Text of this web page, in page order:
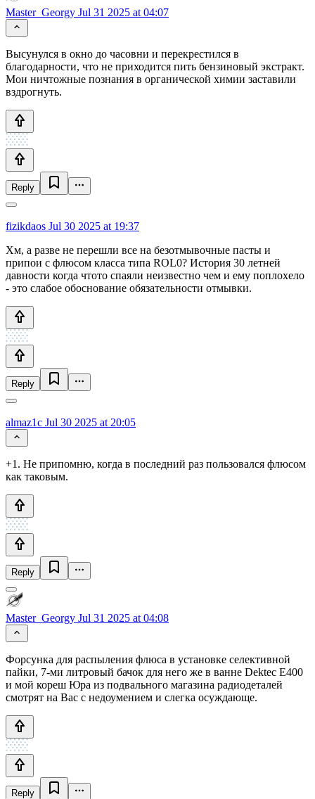
Master_Georgy Jul 31 2025 at 04:07
Высунулся в окно до часовни и перекрестился в
благодарности, что не приходится пить бензиновый экстракт.
Мои ничтожные познания в органической химии заставили
вздрогнуть.
Reply
fizikdaos Jul 30 2025 at 19:37
Хм, а разве не перешли все на безотмывочные пасты и
припои с флюсом класса типа ROL0? История 30 летней
давности когда чтото спаяли неизвестно чем и ему поплохело
- это слабое обоснование обязательности отмывки.
Reply
almaz1c Jul 30 2025 at 20:05
+1. Не припомню, когда в последний раз пользовался флюсом
как таковым.
Reply
Master_Georgy Jul 31 2025 at 04:08
Форсунка для распыления флюса в установке селективной
пайки, 7-ми литровый бачок для него же в ванне Dektec E400
и мой кореш Юра из подвального магазина радиодеталей
смотрят на Вас с недоумением и слегка осуждающе.
Reply